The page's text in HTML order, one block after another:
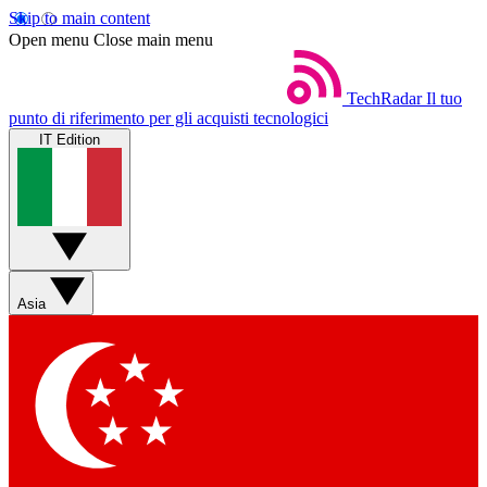
Skip to main content
Open menu Close main menu
TechRadar Il tuo
punto di riferimento per gli acquisti tecnologici
IT Edition
Asia